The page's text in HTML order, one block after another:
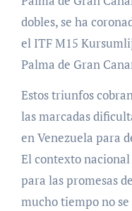
dobles, se ha
el ITF M15
Palma de Gran
Estos triunfos
las marcadas
en Venezuela para
El contexto
para las promesas
mucho tiempo no